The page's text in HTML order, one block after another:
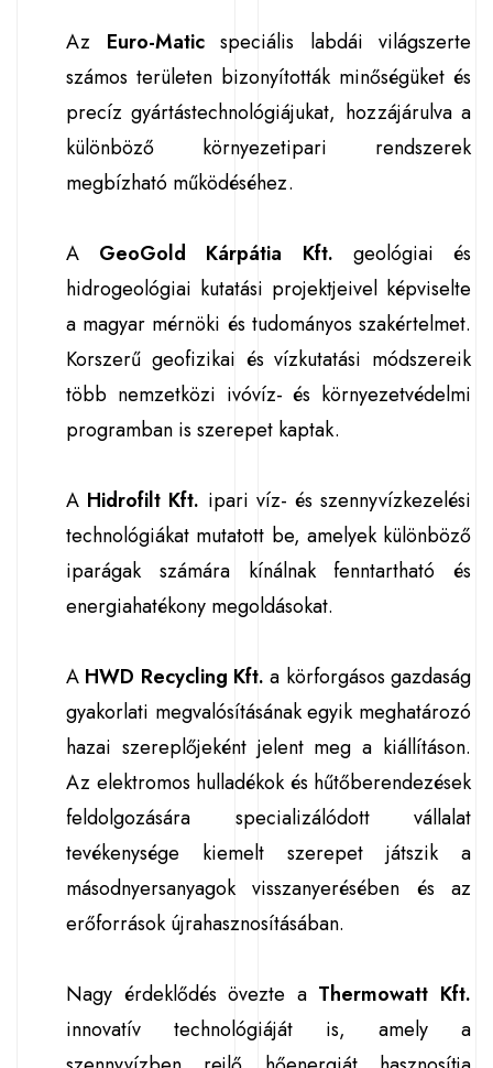
Az Euro-Maticspeciális labdái világszerte
számos területen bizonyították minőségüket és
precíz gyártástechnológiájukat, hozzájárulva a
különböző környezetipari rendszerek
megbízható működéséhez.
A GeoGold Kárpátia Kft. geológiai és
hidrogeológiai kutatási projektjeivel képviselte
a magyar mérnöki és tudományos szakértelmet.
Korszerű geofizikai és vízkutatási módszereik
több nemzetközi ivóvíz- és környezetvédelmi
programban is szerepet kaptak.
A Hidrofilt Kft. ipari víz- és szennyvízkezelési
technológiákat mutatott be, amelyek különböző
iparágak számára kínálnak fenntartható és
energiahatékony megoldásokat.
A HWD Recycling Kft. a körforgásos gazdaság
gyakorlati megvalósításának egyik meghatározó
hazai szereplőjeként jelent meg a kiállításon.
Az elektromos hulladékok és hűtőberendezések
feldolgozására specializálódott vállalat
tevékenysége kiemelt szerepet játszik a
másodnyersanyagok visszanyerésében és az
erőforrások újrahasznosításában.
Nagy érdeklődés övezte a Thermowatt Kft.
innovatív technológiáját is, amely a